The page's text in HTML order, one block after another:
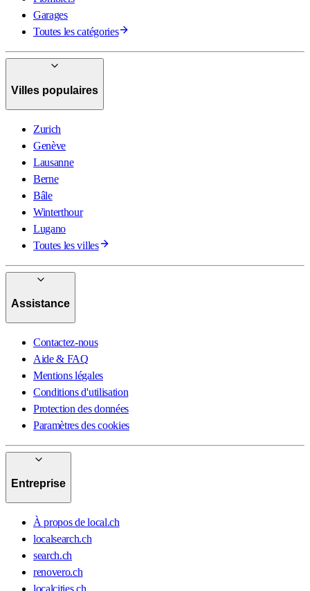
Garages
Toutes les catégories
Villes populaires
Zurich
Genève
Lausanne
Berne
Bâle
Winterthour
Lugano
Toutes les villes
Assistance
Contactez-nous
Aide & FAQ
Mentions légales
Conditions d'utilisation
Protection des données
Paramètres des cookies
Entreprise
À propos de local.ch
localsearch.ch
search.ch
renovero.ch
localcities.ch